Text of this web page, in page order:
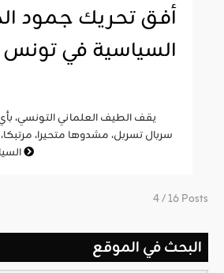
أفق تحريك جمود
السياسية في تونس
يقف الطيف العلماني التونسي،
سربال تسربل، مشدوها متحيرا،
4 / 16 Posts
البحث في الموقع